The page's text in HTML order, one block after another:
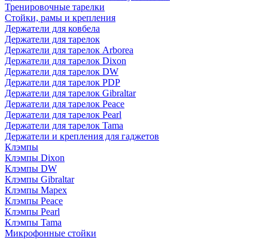
Тренировочные тарелки
Стойки, рамы и крепления
Держатели для ковбела
Держатели для тарелок
Держатели для тарелок Arborea
Держатели для тарелок Dixon
Держатели для тарелок DW
Держатели для тарелок PDP
Держатели для тарелок Gibraltar
Держатели для тарелок Peace
Держатели для тарелок Pearl
Держатели для тарелок Tama
Держатели и крепления для гаджетов
Клэмпы
Клэмпы Dixon
Клэмпы DW
Клэмпы Gibraltar
Клэмпы Mapex
Клэмпы Peace
Клэмпы Pearl
Клэмпы Tama
Микрофонные стойки